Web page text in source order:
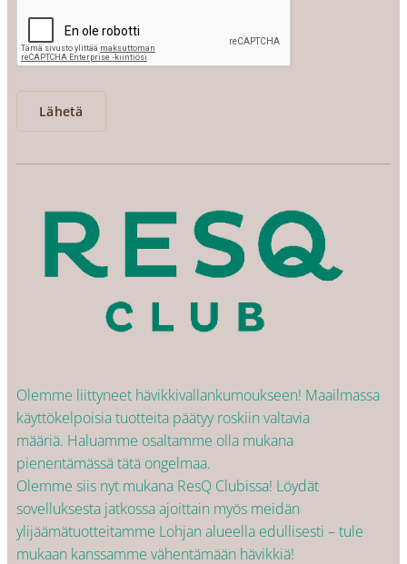
Lähetä
Olemme liittyneet hävikkivallankumoukseen! Maailmassa
käyttökelpoisia tuotteita päätyy roskiin valtavia
määriä. Haluamme osaltamme olla mukana
pienentämässä tätä ongelmaa.
Olemme siis nyt mukana ResQ Clubissa! Löydät
sovelluksesta jatkossa ajoittain myös meidän
ylijäämätuotteitamme Lohjan alueella edullisesti – tule
mukaan kanssamme vähentämään hävikkiä!